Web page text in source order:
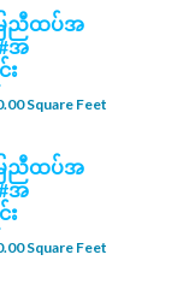
ြေညီထပ်အ
အ
း
Square Feet
ြေညီထပ်အ
အ
း
Square Feet